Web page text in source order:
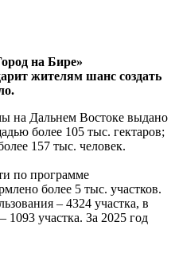
на Бире»
жителям шанс создать
на Дальнем Востоке выдано
более 105 тыс. гектаров;
157 тыс. человек.
по программе
более 5 тыс. участков.
– 4324 участка, в
1093 участка. За 2025 год